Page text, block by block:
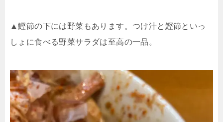
▲鰹節の下には野菜もあります。つけ汁と鰹節といっ
しょに食べる野菜サラダは至高の一品。